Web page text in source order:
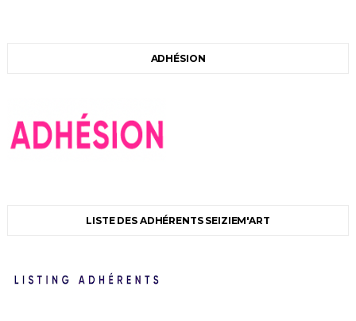
ADHÉSION
LISTE DES ADHÉRENTS SEIZIEM'ART